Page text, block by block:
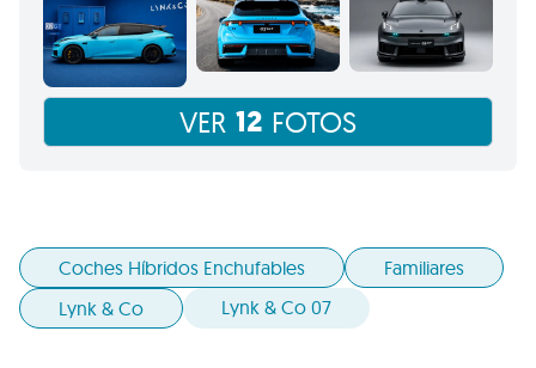
VER 12 FOTOS
Coches Híbridos Enchufables
Familiares
Lynk & Co
Lynk & Co 07